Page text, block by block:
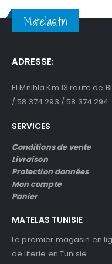
Matelas.tn
ADRESSE:
El Mnihla Km 13 route de
/ 58 374 293 / 58 374 294
SERVICES
Conditions de vente
Livraison
Protection données
Mon compte
Panier
MATELAS TUNISIE
Le premier magasin en
de literie en Tunisie